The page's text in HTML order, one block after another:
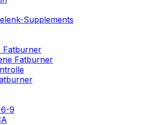
Supplements
Fatburner
Fatburner
9